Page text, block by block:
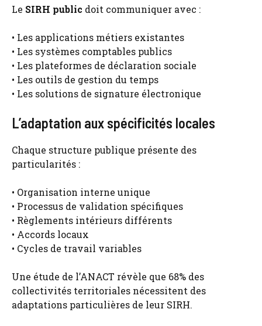
Le SIRH public doit communiquer avec :
• Les applications métiers existantes
• Les systèmes comptables publics
• Les plateformes de déclaration sociale
• Les outils de gestion du temps
• Les solutions de signature électronique
L’adaptation aux spécificités locales
Chaque structure publique présente des
particularités :
• Organisation interne unique
• Processus de validation spécifiques
• Règlements intérieurs différents
• Accords locaux
• Cycles de travail variables
Une étude de l’ANACT révèle que 68% des
collectivités territoriales nécessitent des
adaptations particulières de leur SIRH.